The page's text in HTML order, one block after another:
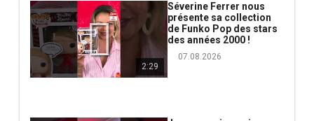
2:29
Séverine Ferrer nous
présente sa collection
de Funko Pop des stars
des années 2000 !
07.08.2026